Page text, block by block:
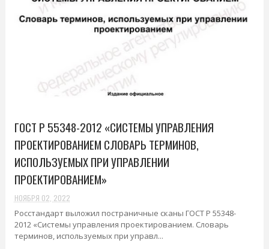
ГОСТ Р 55348-2012 «СИСТЕМЫ УПРАВЛЕНИЯ
ПРОЕКТИРОВАНИЕМ СЛОВАРЬ ТЕРМИНОВ,
ИСПОЛЬЗУЕМЫХ ПРИ УПРАВЛЕНИИ
ПРОЕКТИРОВАНИЕМ»
НОЯБРЯ 02, 2022
Росстандарт выложил постраничные сканы ГОСТ Р 55348-
2012 «Системы управления проектированием. Словарь
терминов, используемых при управл...